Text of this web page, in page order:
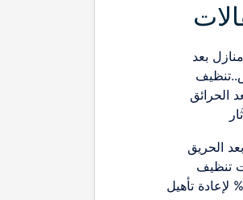
بعد
الحرائق
الحريق
تنظيف
متخصصه 100% لإعادة تأهيل